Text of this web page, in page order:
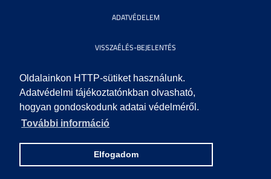
Oldalainkon HTTP-sütiket használunk.
Adatvédelmi tájékoztatónkban olvasható,
hogyan gondoskodunk adatai védelméről.
További információ
Elfogadom
ADATVÉDELEM
VISSZAÉLÉS-BEJELENTÉS
KÖZÉRDEKŰ ADATOK
IMPRESSZUM